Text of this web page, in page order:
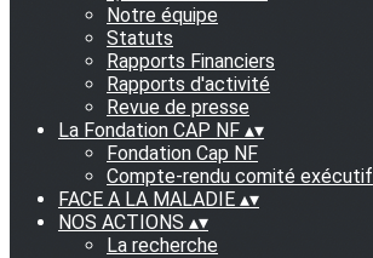
Notre équipe
Statuts
Rapports Financiers
Rapports d'activité
Revue de presse
La Fondation CAP NF ▴▾
Fondation Cap NF
Compte-rendu comité exécutif
FACE A LA MALADIE ▴▾
NOS ACTIONS ▴▾
La recherche